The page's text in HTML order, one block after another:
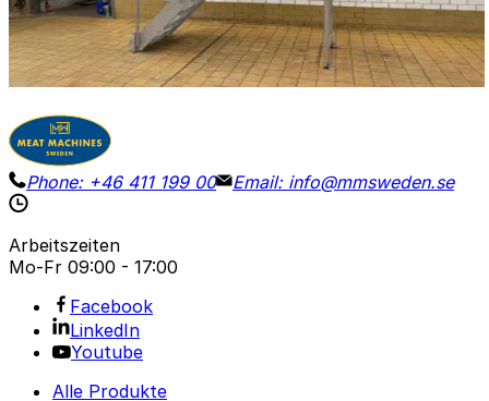
Edelstahlplattform für Inspektionen oder zur
Verwendung als Brücke. Stufenhöhe: 130 cm.
Details
Preisanfrage
Phone: +46 411 199 00 Email: info@mmsweden.se
Arbeitszeiten
Mo-Fr 09:00 - 17:00
Facebook
LinkedIn
Youtube
Alle Produkte